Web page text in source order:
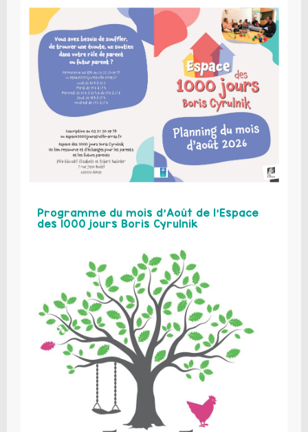
Programme du mois d’Août de l’Espace
des 1000 jours Boris Cyrulnik